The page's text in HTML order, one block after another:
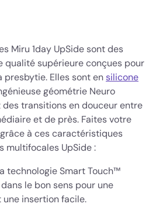
Miru 1day UpSide sont des
qualité supérieure conçues pour
Elles sont ensilicone
géométrie Neuro
transitions en douceur entre
et de près. Faites votre
à ces caractéristiques
multifocales UpSide :
technologie Smart Touch™
le bon sens pour une
insertion facile.